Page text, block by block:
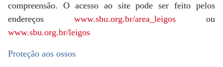
compreensão. O acesso ao site pode ser feito pelos
endereços www.sbu.org.br/area_leigos ou
www.sbu.org.br/leigos
Proteção aos ossos